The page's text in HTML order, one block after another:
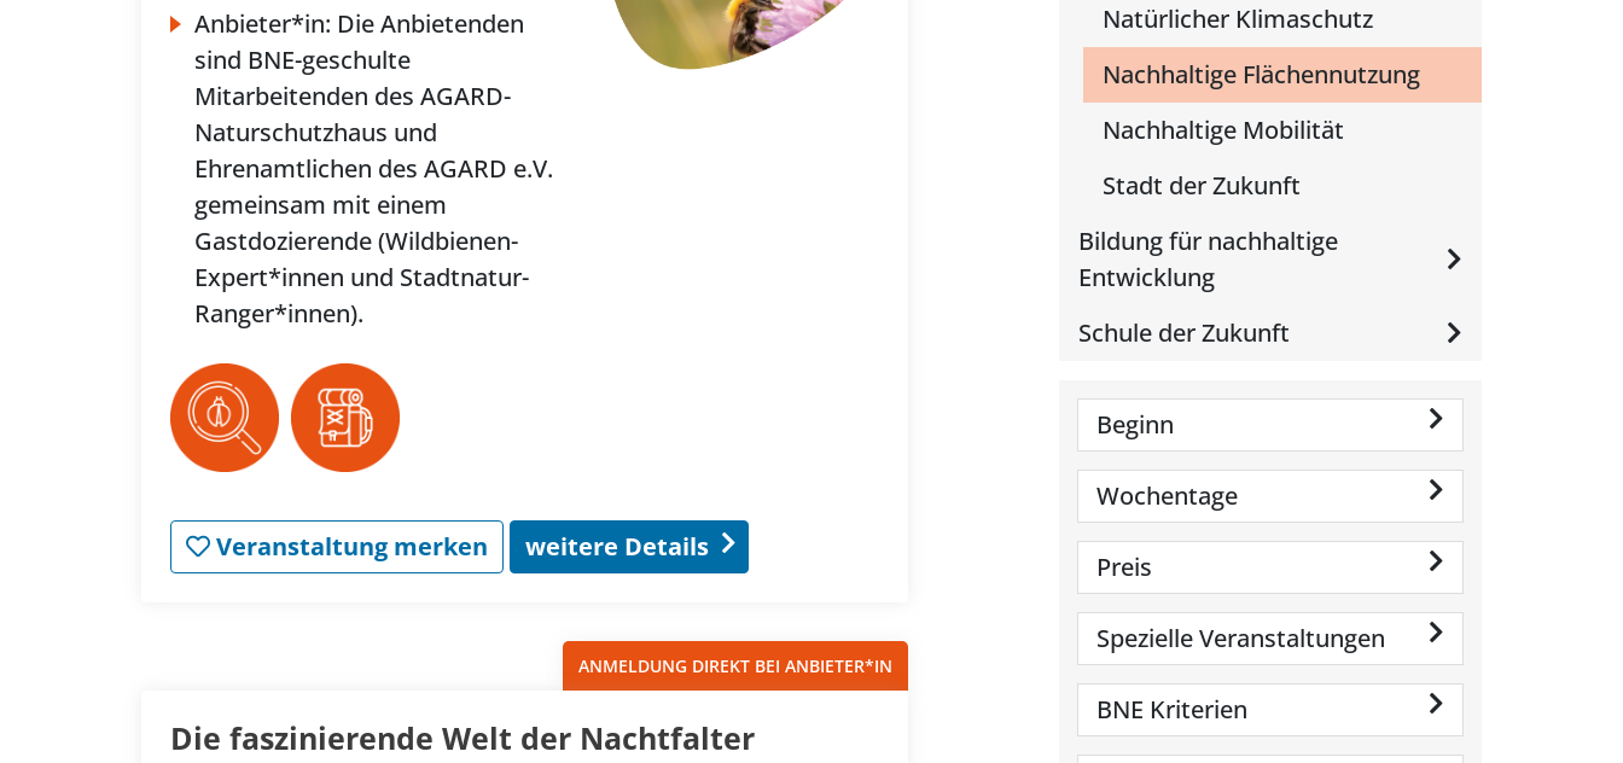
Anbieter*in: Die Anbietenden
sind BNE-geschulte
Mitarbeitenden des AGARD-
Naturschutzhaus und
Ehrenamtlichen des AGARD e.V.
gemeinsam mit einem
Gastdozierende (Wildbienen-
Expert*innen und Stadtnatur-
Ranger*innen).
Veranstaltung merken weitere Details
ANMELDUNG DIREKT BEI ANBIETER*IN
Die faszinierende Welt der Nachtfalter
Natürlicher Klimaschutz
Nachhaltige Flächennutzung
Nachhaltige Mobilität
Stadt der Zukunft
Bildung für nachhaltige
Entwicklung
Schule der Zukunft
Beginn
Wochentage
Preis
Spezielle Veranstaltungen
BNE Kriterien